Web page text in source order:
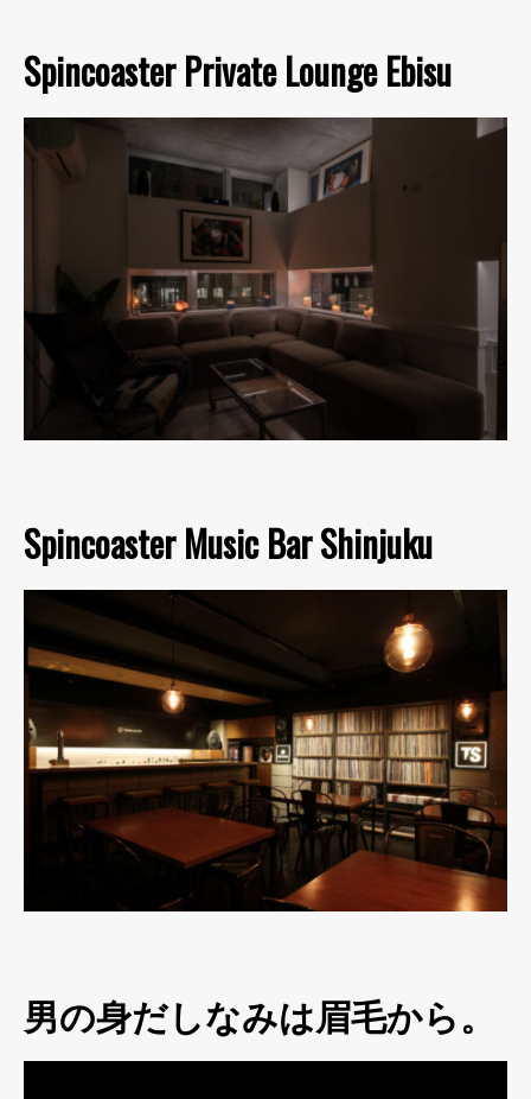
Spincoaster Private Lounge Ebisu
Spincoaster Music Bar Shinjuku
男の身だしなみは眉毛から。